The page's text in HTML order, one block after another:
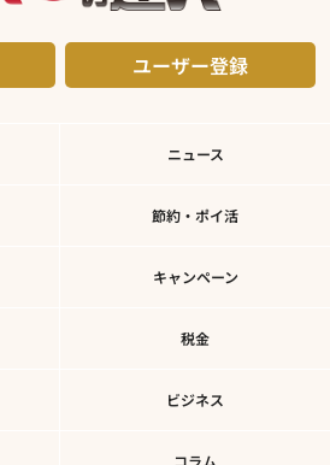
ユーザー登録
ニュース
節約・ポイ活
キャンペーン
税金
ビジネス
コラム